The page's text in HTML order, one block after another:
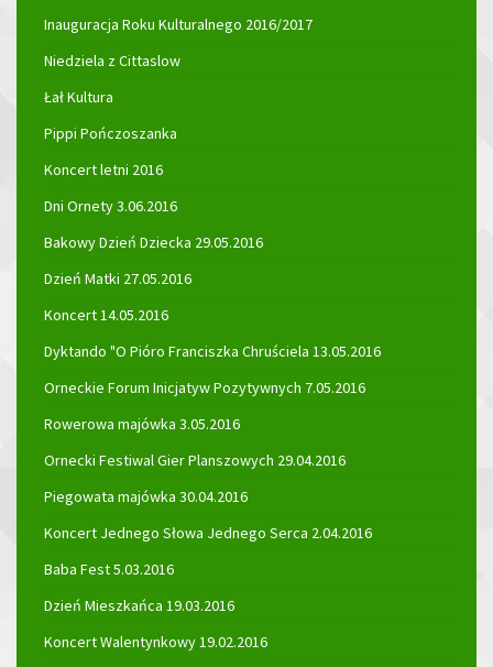
Inauguracja Roku Kulturalnego 2016/2017
Niedziela z Cittaslow
Łał Kultura
Pippi Pończoszanka
Koncert letni 2016
Dni Ornety 3.06.2016
Bakowy Dzień Dziecka 29.05.2016
Dzień Matki 27.05.2016
Koncert 14.05.2016
Dyktando "O Pióro Franciszka Chruściela 13.05.2016
Orneckie Forum Inicjatyw Pozytywnych 7.05.2016
Rowerowa majówka 3.05.2016
Ornecki Festiwal Gier Planszowych 29.04.2016
Piegowata majówka 30.04.2016
Koncert Jednego Słowa Jednego Serca 2.04.2016
Baba Fest 5.03.2016
Dzień Mieszkańca 19.03.2016
Koncert Walentynkowy 19.02.2016